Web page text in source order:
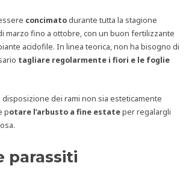
concimatodurante tutta la stagione
marzo fino a ottobre, con un buon fertilizzante
acidofile. In linea teorica, non ha bisogno di
tagliare regolarmente i fiori e le foglie
disposizione dei rami non sia esteticamente
potare l’arbusto a fine estateper regalargli
parassiti